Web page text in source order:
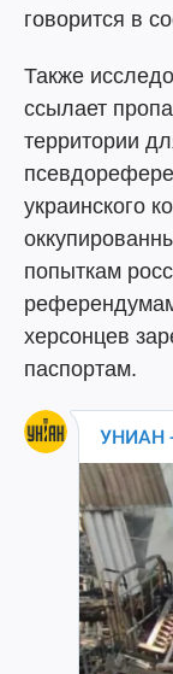
говорится в
Также
ссылает
территории
украинского
попыткам
херсонцев
паспортам.